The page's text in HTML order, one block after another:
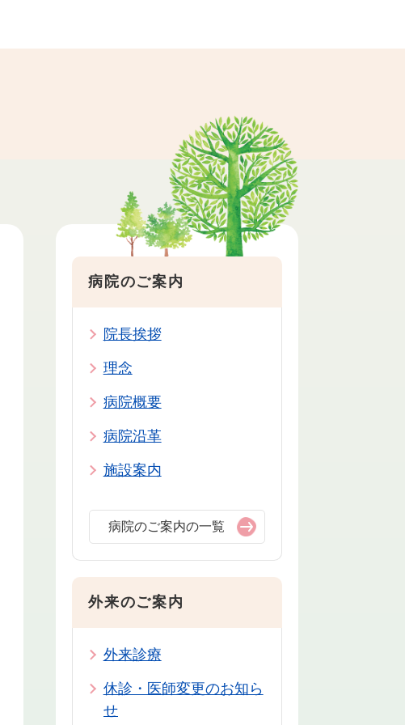
病院のご案内
院長挨拶
理念
病院概要
病院沿革
施設案内
病院のご案内の一覧
外来のご案内
外来診療
休診・医師変更のお知ら
せ